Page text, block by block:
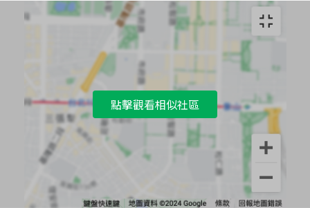
點擊觀看相似社區